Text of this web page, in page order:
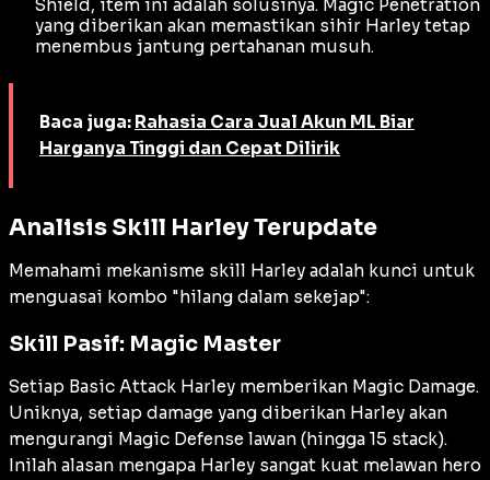
Shield , item ini adalah solusinya. Magic Penetration
yang diberikan akan memastikan sihir Harley tetap
menembus jantung pertahanan musuh.
Baca juga: Rahasia Cara Jual Akun ML Biar
Harganya Tinggi dan Cepat Dilirik
Analisis Skill Harley Terupdate
Memahami mekanisme skill Harley adalah kunci untuk
menguasai kombo "hilang dalam sekejap":
Skill Pasif: Magic Master
Setiap Basic Attack Harley memberikan Magic Damage.
Uniknya, setiap damage yang diberikan Harley akan
mengurangi Magic Defense lawan (hingga 15 stack).
Inilah alasan mengapa Harley sangat kuat melawan hero